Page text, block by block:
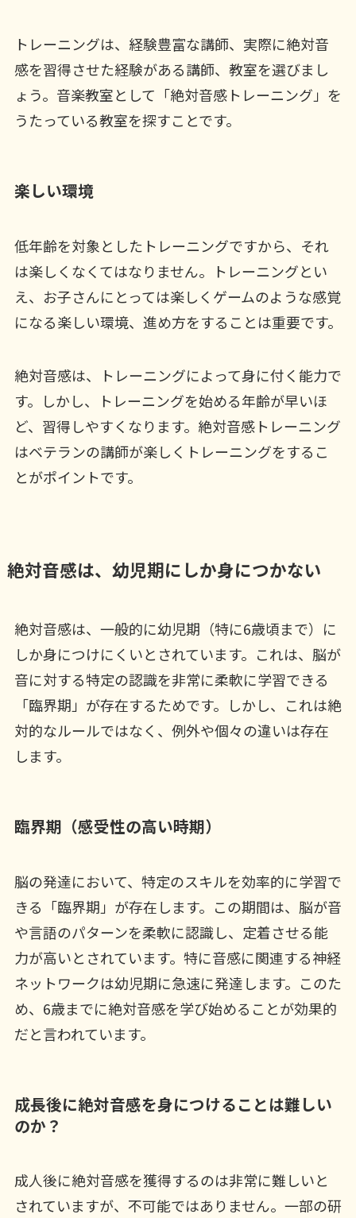
トレーニングは、経験豊富な講師、実際に絶対音
感を習得させた経験がある講師、教室を選びまし
ょう。音楽教室として「絶対音感トレーニング」を
うたっている教室を探すことです。
楽しい環境
低年齢を対象としたトレーニングですから、それ
は楽しくなくてはなりません。トレーニングとい
え、お子さんにとっては楽しくゲームのような感覚
になる楽しい環境、進め方をすることは重要です。
絶対音感は、トレーニングによって身に付く能力で
す。しかし、トレーニングを始める年齢が早いほ
ど、習得しやすくなります。絶対音感トレーニング
はベテランの講師が楽しくトレーニングをするこ
とがポイントです。
絶対音感は、幼児期にしか身につかない
絶対音感は、一般的に幼児期（特に6歳頃まで）に
しか身につけにくいとされています。これは、脳が
音に対する特定の認識を非常に柔軟に学習できる
「臨界期」が存在するためです。しかし、これは絶
対的なルールではなく、例外や個々の違いは存在
します。
臨界期（感受性の高い時期）
脳の発達において、特定のスキルを効率的に学習で
きる「臨界期」が存在します。この期間は、脳が音
や言語のパターンを柔軟に認識し、定着させる能
力が高いとされています。特に音感に関連する神経
ネットワークは幼児期に急速に発達します。このた
め、6歳までに絶対音感を学び始めることが効果的
だと言われています。
成長後に絶対音感を身につけることは難しい
のか？
成人後に絶対音感を獲得するのは非常に難しいと
されていますが、不可能ではありません。一部の研